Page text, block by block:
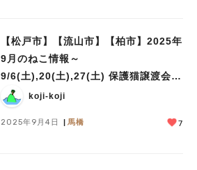
【松戸市】【流山市】【柏市】2025年
9月のねこ情報～
9/6(土),20(土),27(土) 保護猫譲渡会
by NPO法人にゃん2
koji-koji
2025年9月4日 馬橋 7